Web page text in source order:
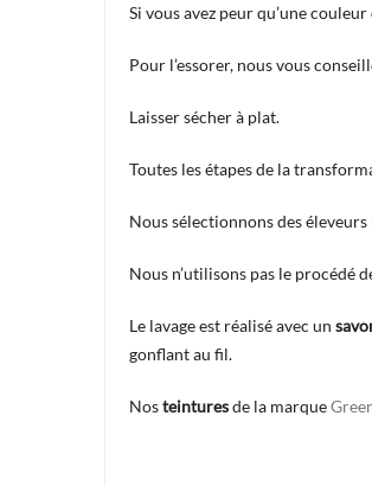
Si vous avez peur qu’une
Pour l’essorer, nous vous
Laisser sécher à plat.
Toutes les étapes de la
Nous sélectionnons des éleveurs
Nous n’utilisons pas le procédé
Le lavage est réalisé avec un
gonflant au fil.
Nosteinturesde la marque